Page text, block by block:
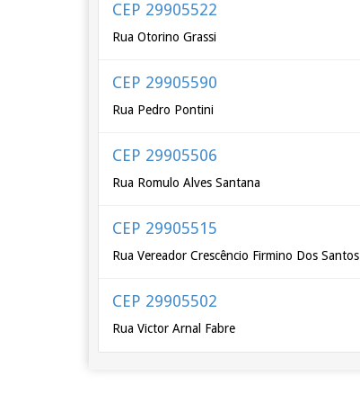
CEP 29905522
Rua Otorino Grassi
CEP 29905590
Rua Pedro Pontini
CEP 29905506
Rua Romulo Alves Santana
CEP 29905515
Rua Vereador Crescêncio Firmino Dos Santos
CEP 29905502
Rua Victor Arnal Fabre